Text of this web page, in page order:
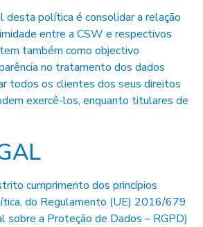
desta política é consolidar a relação
entre a CSW e respectivos
também como objectivo
no tratamento dos dados
todos os clientes dos seus direitos
exercê-los, enquanto titulares de
cumprimento dos princípios
do Regulamento (UE) 2016/679
sobre a Proteção de Dados – RGPD)